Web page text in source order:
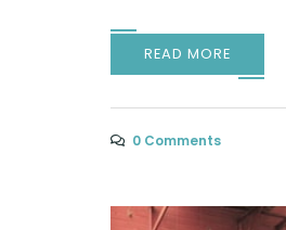
READ MORE
0 Comments